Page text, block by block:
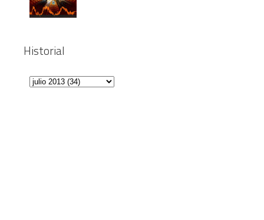
Historial